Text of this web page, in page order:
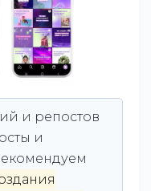
и репостов
и